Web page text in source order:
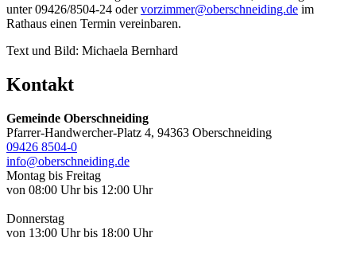
unter 09426/8504-24 odervorzimmer@oberschneiding.de im
Rathaus einen Termin vereinbaren.
Text und Bild: Michaela Bernhard
Kontakt
Gemeinde Oberschneiding
Pfarrer-Handwercher-Platz 4, 94363 Oberschneiding
09426 8504-0
info@oberschneiding.de
Montag bis Freitag
von 08:00 Uhr bis 12:00 Uhr
Donnerstag
von 13:00 Uhr bis 18:00 Uhr